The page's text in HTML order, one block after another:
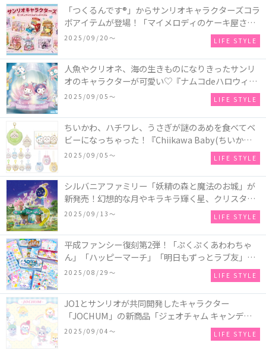
「つくるんです®」からサンリオキャラクターズコラ
ボアイテムが登場！「マイメロディのケーキ屋さ
ん」などミニチュアハウス8種類と、「シナモロール
のメリーゴーランド」などオルゴールで動く仕掛け
付きのウッドパズル2種類♪
2025/09/20〜 LIFE STYLE
人魚やクリオネ、海の生きものになりきったサンリ
オのキャラクターが可愛い♡『ナムコdeハロウィン
2025～マーメイドファンタジー～』全国のアミュー
ズメント施設「ナムコ」「ナムコオンラインクレー
ン」で開催！
2025/09/05〜 LIFE STYLE
ちいかわ、ハチワレ、うさぎが謎のあめを食べてベ
ビーになっちゃった！『Chiikawa Baby(ちいかわベ
ビー)』の催事を全国14か所で開催！
2025/09/05〜 LIFE STYLE
シルバニアファミリー「妖精の森と魔法のお城」が
新発売！幻想的な月やキラキラ輝く星、クリスタル
などの装飾がお城を彩る♡
2025/09/13〜 LIFE STYLE
平成ファンシー復刻第2弾！「ぷくぷくあわわちゃ
ん」「ハッピーマーチ」「明日もずっとラブ友」な
どの「カンペンケース」や「遊べるメモ帳」が発売
2025/08/29〜 LIFE STYLE
JO1とサンリオが共同開発したキャラクター
「JOCHUM」の新商品「ジェオチャム キャンディデ
ザインシリーズ」が発売！一部店舗限定で特別装飾
2025/09/04〜 LIFE STYLE